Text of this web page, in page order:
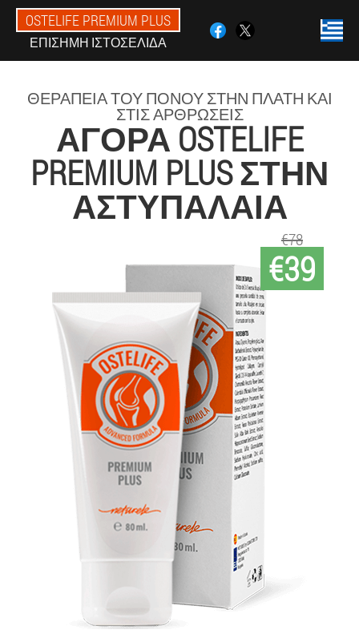
OSTELIFE PREMIUM PLUS
ΕΠΊΣΗΜΗ ΙΣΤΟΣΕΛΊΔΑ
ΘΕΡΑΠΕΊΑ ΤΟΥ ΠΌΝΟΥ ΣΤΗΝ ΠΛΆΤΗ ΚΑΙ
ΣΤΙΣ ΑΡΘΡΏΣΕΙΣ
ΑΓΟΡΆ OSTELIFE
PREMIUM PLUS ΣΤΗΝ
ΑΣΤΥΠΆΛΑΙΑ
€39
€78